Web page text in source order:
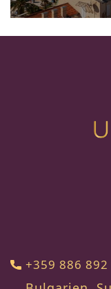
+359 886 892